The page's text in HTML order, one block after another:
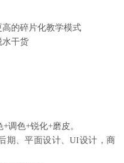
的碎片化教学模式
水干货
调色+锐化+磨皮。
期、平面设计、UI设计，商